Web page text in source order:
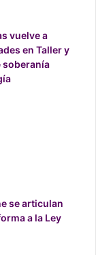
Drexler, por
y
habían
las describe
dos
algodón”.
vuelve a
en Taller y
soberanía
se articulan
a la Ley